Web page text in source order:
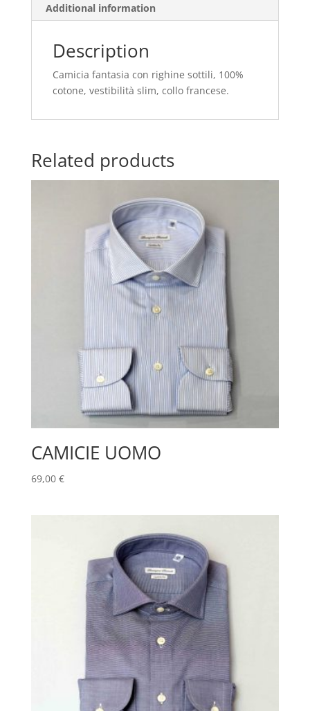
Additional information
Description
Camicia fantasia con righine sottili, 100%
cotone, vestibilità slim, collo francese.
Related products
CAMICIE UOMO
69,00 €